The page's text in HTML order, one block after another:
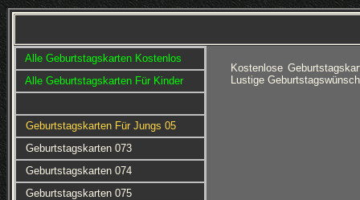
Alle Geburtstagskarten Kostenlos
Alle Geburtstagskarten Für Kinder
Geburtstagskarten Für Jungs 05
Geburtstagskarten 073
Geburtstagskarten 074
Geburtstagskarten 075
Kostenlose
Lustige